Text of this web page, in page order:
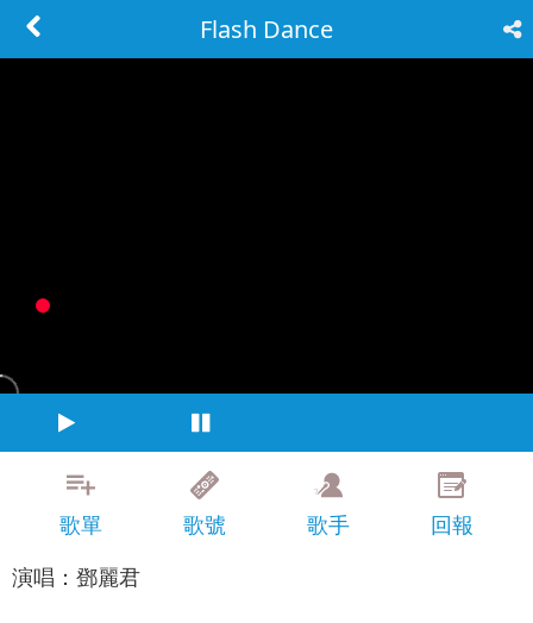
Flash Dance
歌單 歌號 歌手
回報
演唱：鄧麗君